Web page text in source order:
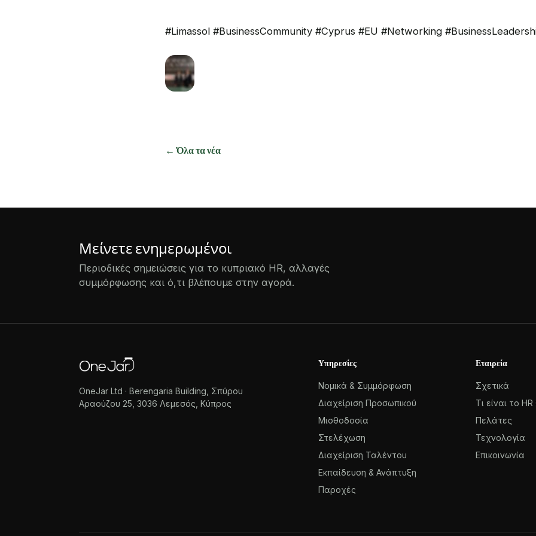
#Limassol #BusinessCommunity #Cyprus #EU #Networking
← Όλα τα νέα
Μείνετε ενημερωμένοι
Περιοδικές σημειώσεις για το κυπριακό HR, αλλαγές
συμμόρφωσης και ό,τι βλέπουμε στην αγορά.
OneJar Ltd · Berengaria Building, Σπύρου
Αραούζου 25, 3036 Λεμεσός, Κύπρος
Υπηρεσίες
Νομικά & Συμμόρφωση
Διαχείριση Προσωπικού
Μισθοδοσία
Στελέχωση
Διαχείριση Ταλέντου
Εκπαίδευση & Ανάπτυξη
Παροχές
Εταιρεία
Σχετικά
Τι είναι το
Πελάτες
Τεχνολογία
Επικοινωνία